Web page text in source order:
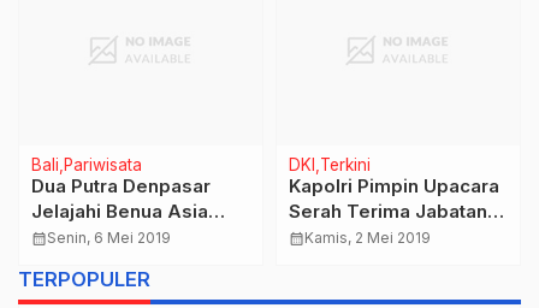
Bali Pariwisata
Dua Putra Denpasar
Jelajahi Benua Asia
Dengan Sepeda Motor
Apresiasi, Sebut Jadi
calendar_monthSenin, 6 Mei 2019
DKI Terkini
Kapolri Pimpin Upacara
Serah Terima Jabatan
Kapolda Jabar
calendar_monthKamis, 2 Mei 2019
TERPOPULER